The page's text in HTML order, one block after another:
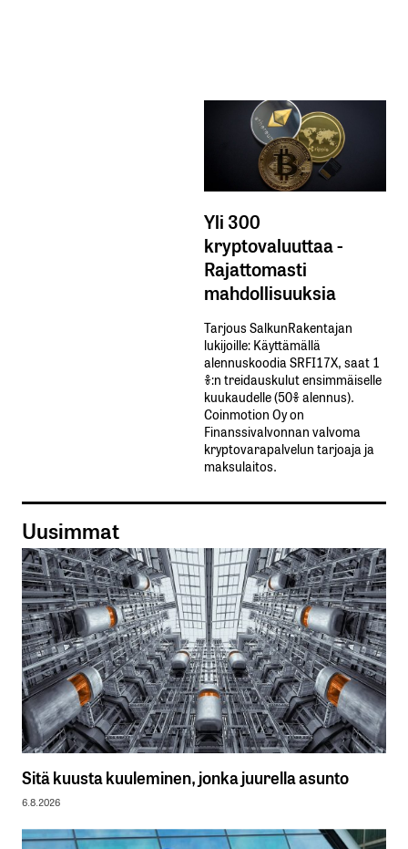
Yli 300
kryptovaluuttaa -
Rajattomasti
mahdollisuuksia
Tarjous SalkunRakentajan
lukijoille: Käyttämällä​ ​
alennuskoodia​ ​SRFI17X,​ ​saat​ ​1
%:n treidauskulut​ ​ensimmäiselle​ ​
kuukaudelle​ ​(50%​ ​alennus).
Coinmotion Oy on
Finanssivalvonnan valvoma
kryptovarapalvelun tarjoaja ja
maksulaitos.
Uusimmat
Sitä kuusta kuuleminen, jonka juurella asunto
6.8.2026